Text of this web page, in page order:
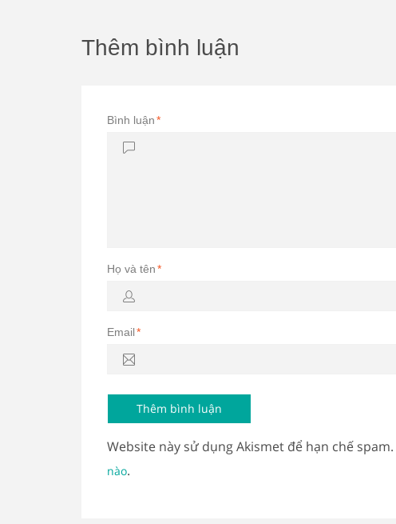
Thêm bình luận
Bình luận*
Họ và tên*
Email*
Website này sử dụng Akismet để hạn chế spam.
nào.